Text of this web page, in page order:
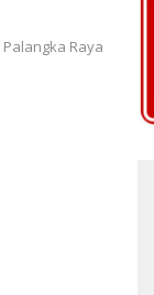
Palangka Raya